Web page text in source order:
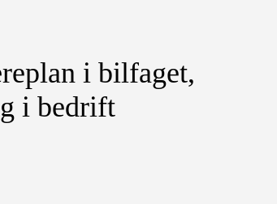
i bilfaget,
i bedrift